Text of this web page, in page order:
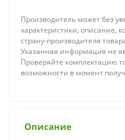
Производитель может без
характеристики, описание,
страну-производителя
Указанная информация не
Проверяйте комплектацию
возможности в момент
Описание